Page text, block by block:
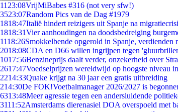
11 23:08VrijMiBabes #316 (not very sfw!)
3523:07Random Pics van de Dag #1979
1818:47Italië hindert reizigers uit Spanje na
1818:31Vier aanhoudingen na doodsbedreiging
1118:26Smokkelbende opgerold in Spanje, verdienden
2018:08CDA en D66 willen ingrijpen tegen
1017:56Benzineprijs daalt verder, onzekerheid over
2617:47Voedselprijzen wereldwijd op hoogste niveau
2214:33Quake krijgt na 30 jaar een gratis uitbreiding
214:30De FOK!Voetbalmanager 2026/2027 is
6313:48Meer agressie tegen een andersluidende
3111:52Amsterdams dierenasiel DOA overspoeld met